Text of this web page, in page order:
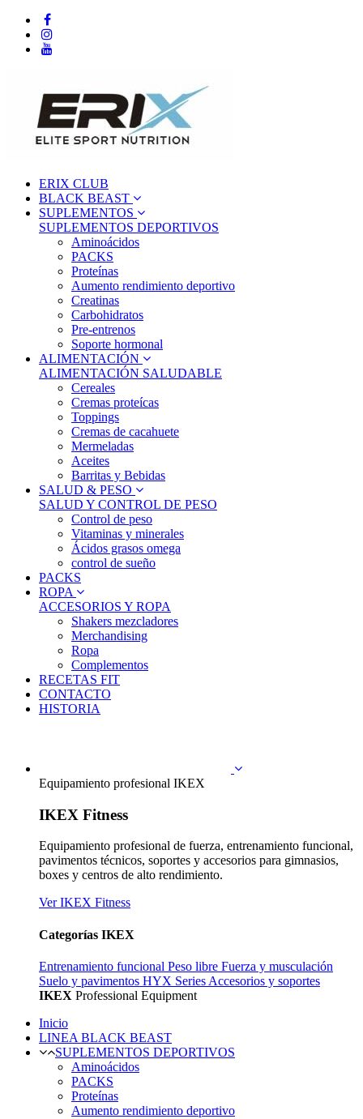
ERIX CLUB
BLACK BEAST
SUPLEMENTOS
SUPLEMENTOS DEPORTIVOS
Aminoácidos
PACKS
Proteínas
Aumento rendimiento deportivo
Creatinas
Carbohidratos
Pre-entrenos
Soporte hormonal
ALIMENTACIÓN
ALIMENTACIÓN SALUDABLE
Cereales
Cremas proteícas
Toppings
Cremas de cacahuete
Mermeladas
Aceites
Barritas y Bebidas
SALUD & PESO
SALUD Y CONTROL DE PESO
Control de peso
Vitaminas y minerales
Ácidos grasos omega
control de sueño
PACKS
ROPA
ACCESORIOS Y ROPA
Shakers mezcladores
Merchandising
Ropa
Complementos
RECETAS FIT
CONTACTO
HISTORIA
Equipamiento profesional IKEX
IKEX Fitness
Equipamiento profesional de fuerza, entrenamiento funcional,
pavimentos técnicos, soportes y accesorios para gimnasios,
boxes y centros de alto rendimiento.
Ver IKEX Fitness
Categorías IKEX
Entrenamiento funcional Peso libre Fuerza y musculación
Suelo y pavimentos HYX Series Accesorios y soportes
IKEX Professional Equipment
Inicio
LINEA BLACK BEAST
SUPLEMENTOS DEPORTIVOS
Aminoácidos
PACKS
Proteínas
Aumento rendimiento deportivo